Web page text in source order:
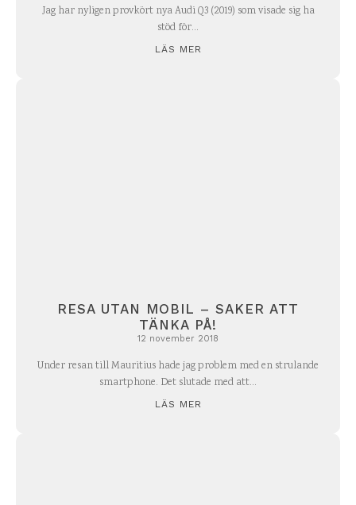
Jag har nyligen provkört nya Audi Q3 (2019) som visade sig ha
stöd för...
LÄS MER
RESA UTAN MOBIL – SAKER ATT
TÄNKA PÅ!
12 november 2018
Under resan till Mauritius hade jag problem med en strulande
smartphone. Det slutade med att...
LÄS MER